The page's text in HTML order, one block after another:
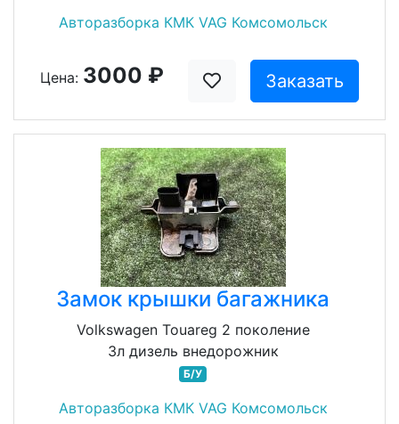
Авторазборка КМК VAG Комсомольск
Цена: 3000 ₽ Заказать
Замок крышки багажника
Volkswagen Touareg 2 поколение
3л дизель внедорожник
Б/У
Авторазборка КМК VAG Комсомольск